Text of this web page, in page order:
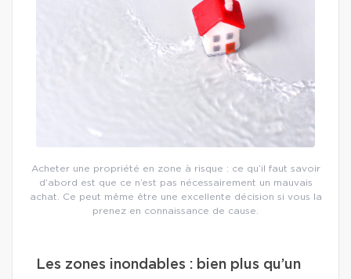
Acheter une propriété en zone à risque : ce qu’il faut savoir
d’abord est que ce n’est pas nécessairement un mauvais
achat. Ce peut même être une excellente décision si vous la
prenez en connaissance de cause.
Les zones inondables : bien plus qu’un